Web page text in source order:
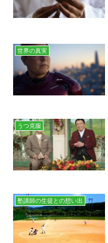
世界の真実
うつ克服
塾講師の生徒との想い出